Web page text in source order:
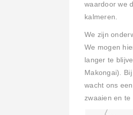
waardoor we
kalmeren.
We zijn
We mogen
langer te
Makongai).
wacht ons
zwaaien en te